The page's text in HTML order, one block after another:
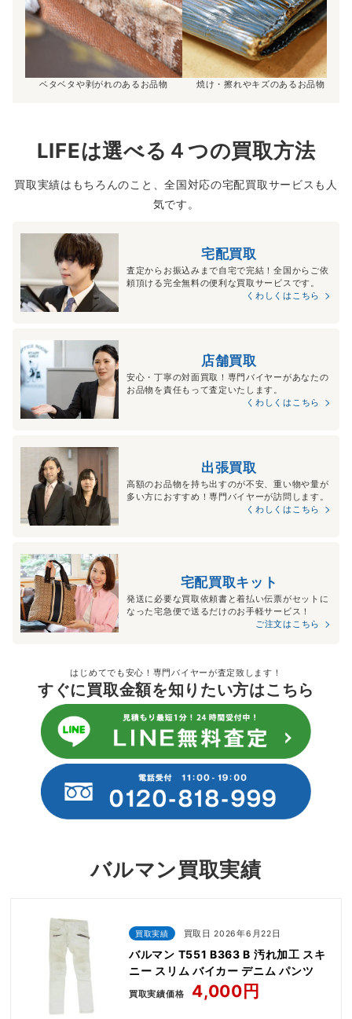
ベタベタや剥がれのあるお品物 焼け・擦れやキズのあるお品物
LIFEは選べる４つの買取方法
買取実績はもちろんのこと、全国対応の宅配買取サービスも人
気です。
宅配買取
査定からお振込みまで自宅で完結！全国からご依
頼頂ける完全無料の便利な買取サービスです。
くわしくはこちら
店舗買取
安心・丁寧の対面買取！専門バイヤーがあなたの
お品物を責任もって査定いたします。
くわしくはこちら
出張買取
高額のお品物を持ち出すのが不安、重い物や量が
多い方におすすめ！専門バイヤーが訪問します。
くわしくはこちら
宅配買取キット
発送に必要な買取依頼書と着払い伝票がセットに
なった宅急便で送るだけのお手軽サービス！
ご注文はこちら
はじめてでも安心！専門バイヤーが査定致します！
すぐに買取金額を知りたい方はこちら
バルマン買取実績
買取実績 買取日 2026年6月22日
バルマン T551 B363 B 汚れ加工 スキ
ニー スリム バイカー デニム パンツ
買取実績価格 4,000円